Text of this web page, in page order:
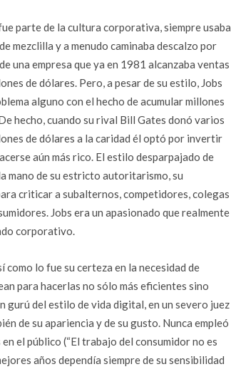
parte de la cultura corporativa, siempre usaba
mezclilla y a menudo caminaba descalzo por
una empresa que ya en 1981 alcanzaba ventas
de dólares. Pero, a pesar de su estilo, Jobs
alguno con el hecho de acumular millones
hecho, cuando su rival Bill Gates donó varios
de dólares a la caridad él optó por invertir
aún más rico. El estilo desparpajado de
mano de su estricto autoritarismo, su
criticar a subalternos, competidores, colegas
Jobs era un apasionado que realmente
corporativo.
lo fue su certeza en la necesidad de
para hacerlas no sólo más eficientes sino
gurú del estilo de vida digital, en un severo juez
de su apariencia y de su gusto. Nunca empleó
el público (“El trabajo del consumidor no es
años dependía siempre de su sensibilidad